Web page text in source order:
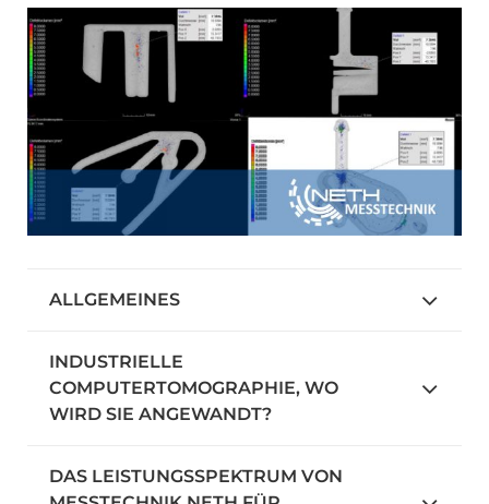
ALLGEMEINES
INDUSTRIELLE
COMPUTERTOMOGRAPHIE, WO
WIRD SIE ANGEWANDT?
DAS LEISTUNGSSPEKTRUM VON